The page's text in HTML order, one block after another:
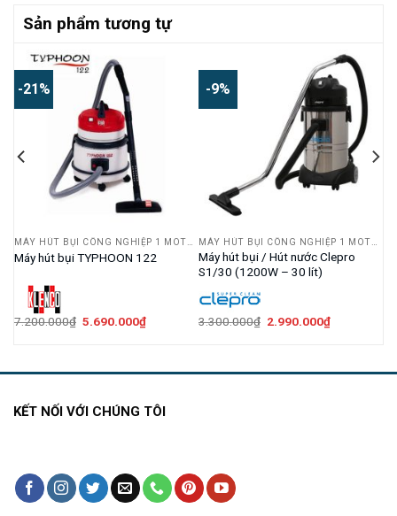
Sản phẩm tương tự
-21%
Máy hút bụi TYPHOON 122
7.200.000₫ Giá
5.690.000₫Giá
-9%
Máy hút bụi / Hút nước Clepro
S1/30 (1200W – 30 lít)
3.300.000₫ Giá
2.990.000₫Giá
KẾT NỐI VỚI CHÚNG TÔI